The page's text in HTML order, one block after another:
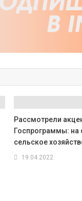
Рассмотрели
Госпрограммы: на
сельское
19.04.2022